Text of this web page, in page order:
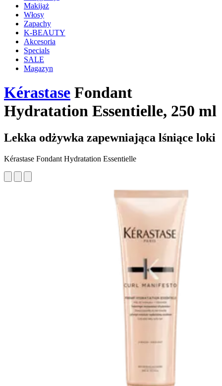
Makijaż
Włosy
Zapachy
K-BEAUTY
Akcesoria
Specials
SALE
Magazyn
Kérastase Fondant
Hydratation Essentielle, 250 ml
Lekka odżywka zapewniająca lśniące loki
Kérastase Fondant Hydratation Essentielle